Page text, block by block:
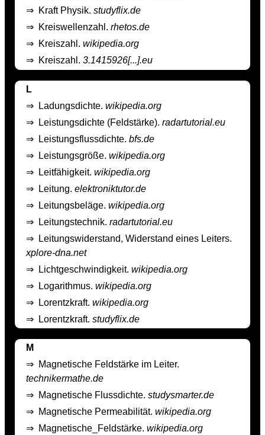
⇒ Kraft Physik. studyflix.de
⇒ Kreiswellenzahl. rhetos.de
⇒ Kreiszahl. wikipedia.org
⇒ Kreiszahl. 3.1415926[...].eu
L
⇒
Ladungsdichte. wikipedia.org
⇒
Leistungsdichte (Feldstärke). radartutorial.eu
⇒
Leistungsflussdichte. bfs.de
⇒
Leistungsgröße. wikipedia.org
⇒
Leitfähigkeit. wikipedia.org
⇒
Leitung. elektroniktutor.de
⇒
Leitungsbeläge. wikipedia.org
⇒
Leitungstechnik. radartutorial.eu
⇒
Leitungswiderstand, Widerstand eines Leiters.
xplore-dna.net
⇒
Lichtgeschwindigkeit. wikipedia.org
⇒
Logarithmus. wikipedia.org
⇒
Lorentzkraft. wikipedia.org
⇒
Lorentzkraft. studyflix.de
M
⇒ Magnetische Feldstärke im Leiter.
technikermathe.de
⇒ Magnetische Flussdichte. studysmarter.de
⇒ Magnetische Permeabilität. wikipedia.org
⇒ Magnetische_Feldstärke. wikipedia.org